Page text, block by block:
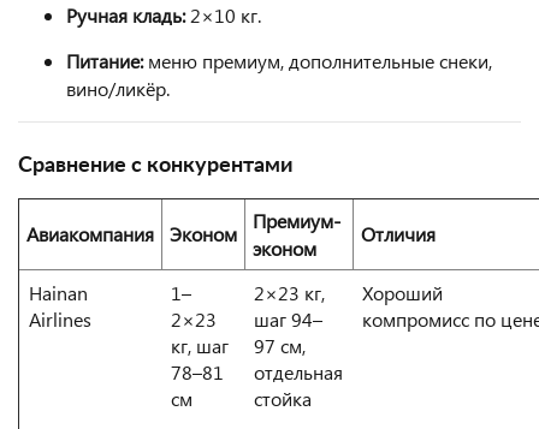
Ручная кладь:2×10 кг.
Питание:меню премиум, дополнительные снеки,
вино/ликёр.
Сравнение с конкурентами
Авиакомпания Эконом
Премиум-
эконом
Отличия
Hainan
Airlines
1–
2×23
кг, шаг
78–81
см
2×23 кг,
шаг 94–
97 см,
отдельная
стойка
Хороший
компромисс по